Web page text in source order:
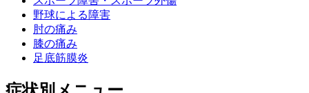
野球による障害
肘の痛み
膝の痛み
足底筋膜炎